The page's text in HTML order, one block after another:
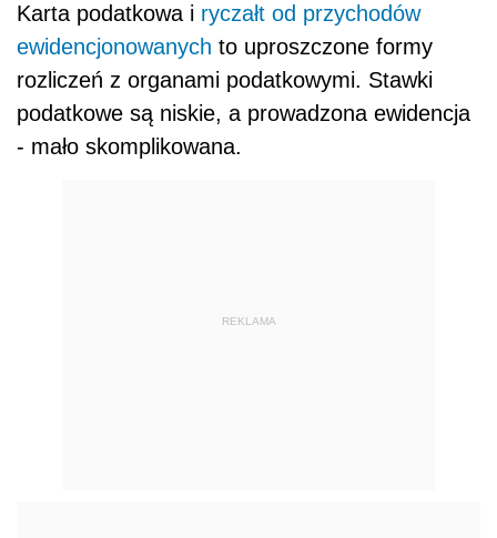
Karta podatkowa i ryczałt od przychodów
ewidencjonowanych to uproszczone formy
rozliczeń z organami podatkowymi. Stawki
podatkowe są niskie, a prowadzona ewidencja
- mało skomplikowana.
REKLAMA